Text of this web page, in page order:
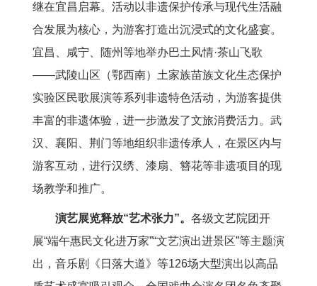
继在宜昌启幕。活动以非遗保护传承与现代生活融
合发展为核心，为游客打造出沉浸式的文化盛宴。
宜昌、咸宁、随州等地举办巴土风情·茶山飞歌
——武陵山区（鄂西南）土家族苗族文化生态保护
实验区民歌展演等系列非遗特色活动，为游客提供
丰富的非遗体验，进一步激发了文旅消费活力。武
汉、襄阳、荆门等地组织非遗传承人，在景区内与
游客互动，进行汉绣、漆扇、簪花等非遗项目的现
场教学和推广。
演艺展览释放“艺术张力”。 各级文艺院团开
展“端午惠民文化进万家”“文艺演出进景区”等主题演
出，音乐剧《日落大道》等126场大型演出以高品